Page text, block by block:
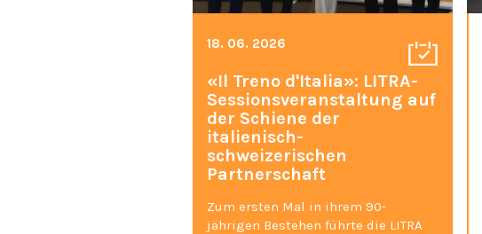
18. 06. 2026
«Il Treno d'Italia»: LITRA-
Sessionsveranstaltung auf
der Schiene der
italienisch-
schweizerischen
Partnerschaft
Zum ersten Mal in ihrem 90-
jährigen Bestehen führte die LITRA